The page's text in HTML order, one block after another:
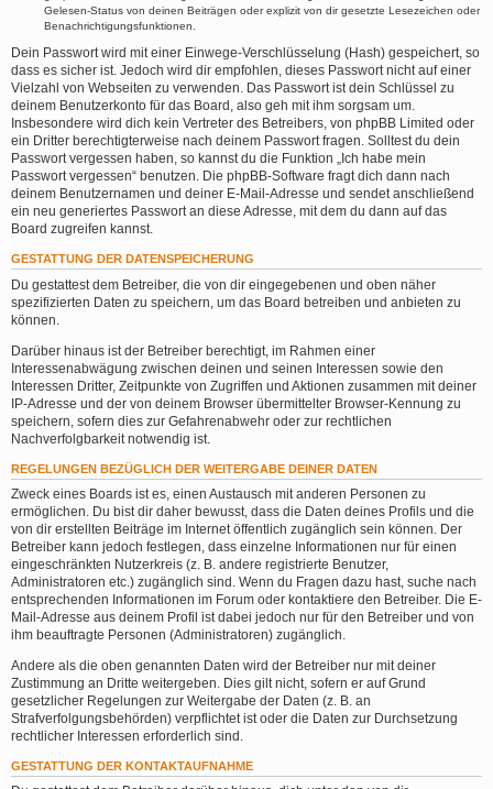
Gelesen-Status von deinen Beiträgen oder explizit von dir gesetzte Lesezeichen oder
Benachrichtigungsfunktionen.
Dein Passwort wird mit einer Einwege-Verschlüsselung (Hash) gespeichert, so
dass es sicher ist. Jedoch wird dir empfohlen, dieses Passwort nicht auf einer
Vielzahl von Webseiten zu verwenden. Das Passwort ist dein Schlüssel zu
deinem Benutzerkonto für das Board, also geh mit ihm sorgsam um.
Insbesondere wird dich kein Vertreter des Betreibers, von phpBB Limited oder
ein Dritter berechtigterweise nach deinem Passwort fragen. Solltest du dein
Passwort vergessen haben, so kannst du die Funktion „Ich habe mein
Passwort vergessen“ benutzen. Die phpBB-Software fragt dich dann nach
deinem Benutzernamen und deiner E-Mail-Adresse und sendet anschließend
ein neu generiertes Passwort an diese Adresse, mit dem du dann auf das
Board zugreifen kannst.
GESTATTUNG DER DATENSPEICHERUNG
Du gestattest dem Betreiber, die von dir eingegebenen und oben näher
spezifizierten Daten zu speichern, um das Board betreiben und anbieten zu
können.
Darüber hinaus ist der Betreiber berechtigt, im Rahmen einer
Interessenabwägung zwischen deinen und seinen Interessen sowie den
Interessen Dritter, Zeitpunkte von Zugriffen und Aktionen zusammen mit deiner
IP-Adresse und der von deinem Browser übermittelter Browser-Kennung zu
speichern, sofern dies zur Gefahrenabwehr oder zur rechtlichen
Nachverfolgbarkeit notwendig ist.
REGELUNGEN BEZÜGLICH DER WEITERGABE DEINER DATEN
Zweck eines Boards ist es, einen Austausch mit anderen Personen zu
ermöglichen. Du bist dir daher bewusst, dass die Daten deines Profils und die
von dir erstellten Beiträge im Internet öffentlich zugänglich sein können. Der
Betreiber kann jedoch festlegen, dass einzelne Informationen nur für einen
eingeschränkten Nutzerkreis (z. B. andere registrierte Benutzer,
Administratoren etc.) zugänglich sind. Wenn du Fragen dazu hast, suche nach
entsprechenden Informationen im Forum oder kontaktiere den Betreiber. Die E-
Mail-Adresse aus deinem Profil ist dabei jedoch nur für den Betreiber und von
ihm beauftragte Personen (Administratoren) zugänglich.
Andere als die oben genannten Daten wird der Betreiber nur mit deiner
Zustimmung an Dritte weitergeben. Dies gilt nicht, sofern er auf Grund
gesetzlicher Regelungen zur Weitergabe der Daten (z. B. an
Strafverfolgungsbehörden) verpflichtet ist oder die Daten zur Durchsetzung
rechtlicher Interessen erforderlich sind.
GESTATTUNG DER KONTAKTAUFNAHME